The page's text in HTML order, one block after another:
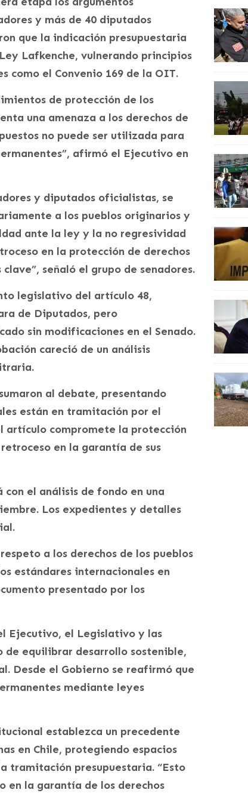
y más de 40 diputados
que la indicación presupuestaria
Lafkenche, vulnerando principios
como el Convenio 169 de la OIT.
de protección de los
una amenaza a los derechos de
no puede ser utilizada para
afirmó el Ejecutivo en
y diputados oficialistas, se
a los pueblos originarios y
ante la ley y la no regresividad
en la protección de derechos
señaló el grupo de senadores.
legislativo del artículo 48,
de Diputados, pero
sin modificaciones en el Senado.
careció de un análisis
al debate, presentando
están en tramitación por el
artículo compromete la protección
en la garantía de sus
el análisis de fondo en una
Los expedientes y detalles
a los derechos de los pueblos
estándares internacionales en
presentado por los
Ejecutivo, el Legislativo y las
de equilibrar desarrollo sostenible,
Desde el Gobierno se reafirmó que
mediante leyes
establezca un precedente
en Chile, protegiendo espacios
tramitación presupuestaria. “Esto
en la garantía de los derechos